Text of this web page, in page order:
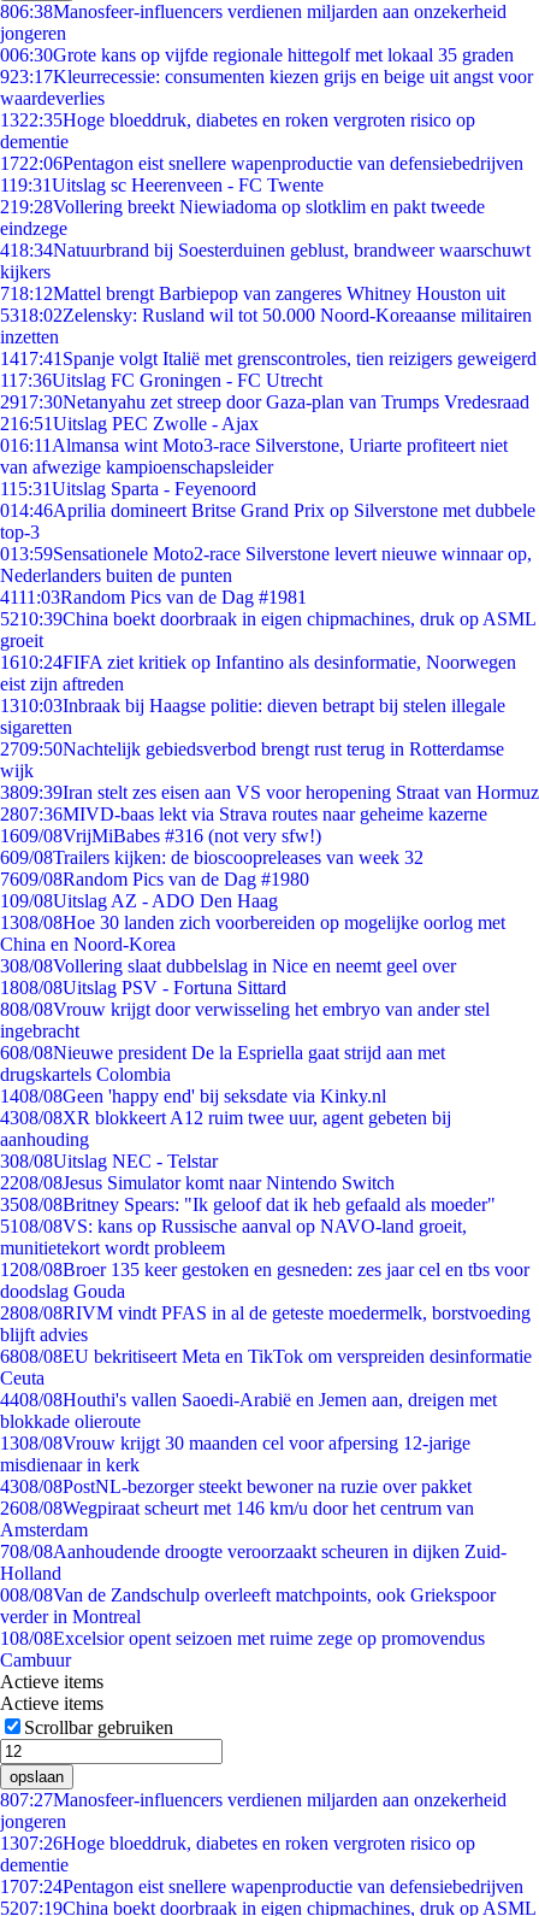
806:38Manosfeer-influencers verdienen miljarden aan onzekerheid
jongeren
006:30Grote kans op vijfde regionale hittegolf met lokaal 35 graden
923:17Kleurrecessie: consumenten kiezen grijs en beige uit angst voor
waardeverlies
1322:35Hoge bloeddruk, diabetes en roken vergroten risico op
dementie
1722:06Pentagon eist snellere wapenproductie van defensiebedrijven
119:31Uitslag sc Heerenveen - FC Twente
219:28Vollering breekt Niewiadoma op slotklim en pakt tweede
eindzege
418:34Natuurbrand bij Soesterduinen geblust, brandweer waarschuwt
kijkers
718:12Mattel brengt Barbiepop van zangeres Whitney Houston uit
5318:02Zelensky: Rusland wil tot 50.000 Noord-Koreaanse militairen
inzetten
1417:41 Spanje volgt Italië met grenscontroles, tien reizigers geweigerd
117:36Uitslag FC Groningen - FC Utrecht
2917:30Netanyahu zet streep door Gaza-plan van Trumps Vredesraad
216:51Uitslag PEC Zwolle - Ajax
016:11 Almansa wint Moto3-race Silverstone, Uriarte profiteert niet
van afwezige kampioenschapsleider
115:31Uitslag Sparta - Feyenoord
014:46Aprilia domineert Britse Grand Prix op Silverstone met dubbele
top-3
013:59Sensationele Moto2-race Silverstone levert nieuwe winnaar op,
Nederlanders buiten de punten
4111:03Random Pics van de Dag #1981
5210:39China boekt doorbraak in eigen chipmachines, druk op ASML
groeit
1610:24FIFA ziet kritiek op Infantino als desinformatie, Noorwegen
eist zijn aftreden
1310:03Inbraak bij Haagse politie: dieven betrapt bij stelen illegale
sigaretten
2709:50Nachtelijk gebiedsverbod brengt rust terug in Rotterdamse
wijk
3809:39Iran stelt zes eisen aan VS voor heropening Straat van Hormuz
2807:36MIVD-baas lekt via Strava routes naar geheime kazerne
1609/08VrijMiBabes #316 (not very sfw!)
609/08Trailers kijken: de bioscoopreleases van week 32
7609/08Random Pics van de Dag #1980
109/08Uitslag AZ - ADO Den Haag
1308/08Hoe 30 landen zich voorbereiden op mogelijke oorlog met
China en Noord-Korea
308/08Vollering slaat dubbelslag in Nice en neemt geel over
1808/08Uitslag PSV - Fortuna Sittard
808/08Vrouw krijgt door verwisseling het embryo van ander stel
ingebracht
608/08Nieuwe president De la Espriella gaat strijd aan met
drugskartels Colombia
1408/08Geen 'happy end' bij seksdate via Kinky.nl
4308/08XR blokkeert A12 ruim twee uur, agent gebeten bij
aanhouding
308/08Uitslag NEC - Telstar
2208/08Jesus Simulator komt naar Nintendo Switch
3508/08Britney Spears: "Ik geloof dat ik heb gefaald als moeder"
5108/08VS: kans op Russische aanval op NAVO-land groeit,
munitietekort wordt probleem
1208/08Broer 135 keer gestoken en gesneden: zes jaar cel en tbs voor
doodslag Gouda
2808/08RIVM vindt PFAS in al de geteste moedermelk, borstvoeding
blijft advies
6808/08EU bekritiseert Meta en TikTok om verspreiden desinformatie
Ceuta
4408/08Houthi's vallen Saoedi-Arabië en Jemen aan, dreigen met
blokkade olieroute
1308/08Vrouw krijgt 30 maanden cel voor afpersing 12-jarige
misdienaar in kerk
4308/08PostNL-bezorger steekt bewoner na ruzie over pakket
2608/08Wegpiraat scheurt met 146 km/u door het centrum van
Amsterdam
708/08Aanhoudende droogte veroorzaakt scheuren in dijken Zuid-
Holland
008/08Van de Zandschulp overleeft matchpoints, ook Griekspoor
verder in Montreal
108/08Excelsior opent seizoen met ruime zege op promovendus
Cambuur
Actieve items
Actieve items
Scrollbar gebruiken
opslaan
807:27Manosfeer-influencers verdienen miljarden aan onzekerheid
jongeren
1307:26Hoge bloeddruk, diabetes en roken vergroten risico op
dementie
1707:24Pentagon eist snellere wapenproductie van defensiebedrijven
5207:19China boekt doorbraak in eigen chipmachines, druk op ASML